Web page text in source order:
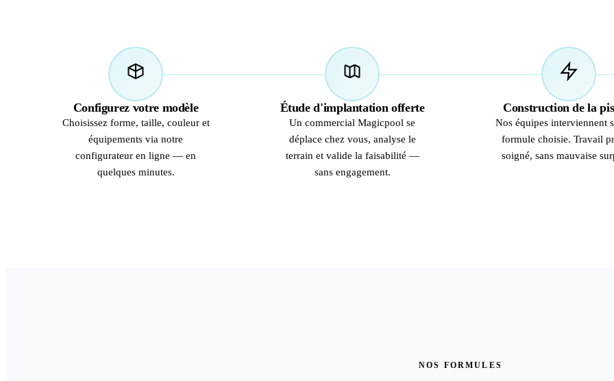
Configurez votre modèle
Choisissez forme, taille, couleur et
équipements via notre
configurateur en ligne — en
quelques minutes.
Étude d'implantation offerte
Un commercial Magicpool se
déplace chez vous, analyse le
terrain et valide la faisabilité —
sans engagement.
Construction de la
Nos équipes interviennent
formule choisie. Travail
soigné, sans mauvaise
NOS FORMULES